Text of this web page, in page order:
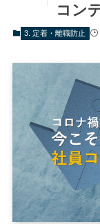
コン
3. 定着・離職防止